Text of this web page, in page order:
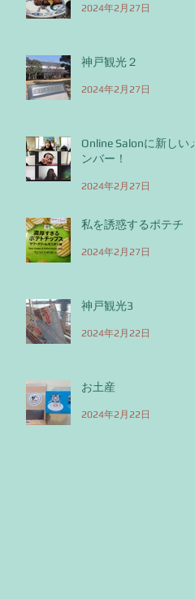
2024年2月27日
神戸観光２
2024年2月27日
Online Salonに新しいメ
ンバー！
2024年2月27日
私を誘惑するポテチ
2024年2月27日
神戸観光3
2024年2月22日
お土産
2024年2月22日